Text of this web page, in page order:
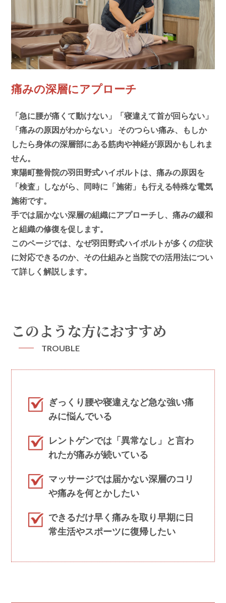
痛みの深層にアプローチ
「急に腰が痛くて動けない」「寝違えて首が回らない」
「痛みの原因がわからない」 そのつらい痛み、もしか
したら身体の深層部にある筋肉や神経が原因かもしれま
せん。
東陽町整骨院の羽田野式ハイボルトは、痛みの原因を
「検査」しながら、同時に「施術」も行える特殊な電気
施術です。
手では届かない深層の組織にアプローチし、痛みの緩和
と組織の修復を促します。
このページでは、なぜ羽田野式ハイボルトが多くの症状
に対応できるのか、その仕組みと当院での活用法につい
て詳しく解説します。
このような方におすすめ
TROUBLE
ぎっくり腰や寝違えなど急な強い痛
みに悩んでいる
レントゲンでは「異常なし」と言わ
れたが痛みが続いている
マッサージでは届かない深層のコリ
や痛みを何とかしたい
できるだけ早く痛みを取り早期に日
常生活やスポーツに復帰したい